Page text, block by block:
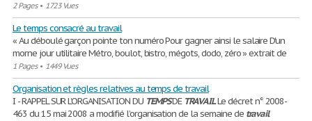
2 Pages• 1723 Vues
Le temps consacré au travail
« Au déboulé garçon pointe ton numéro Pour gagner ainsi le salaire D'un
morne jour utilitaire Métro, boulot, bistro, mégots, dodo, zéro » extrait de
1 Pages• 1449 Vues
Organisation et règles relatives au temps de travail
I - RAPPEL SUR L’ORGANISATION DU TEMPSDE TRAVAILLe décret n° 2008-
463 du 15 mai 2008 a modifié l’organisation de la semaine de travail